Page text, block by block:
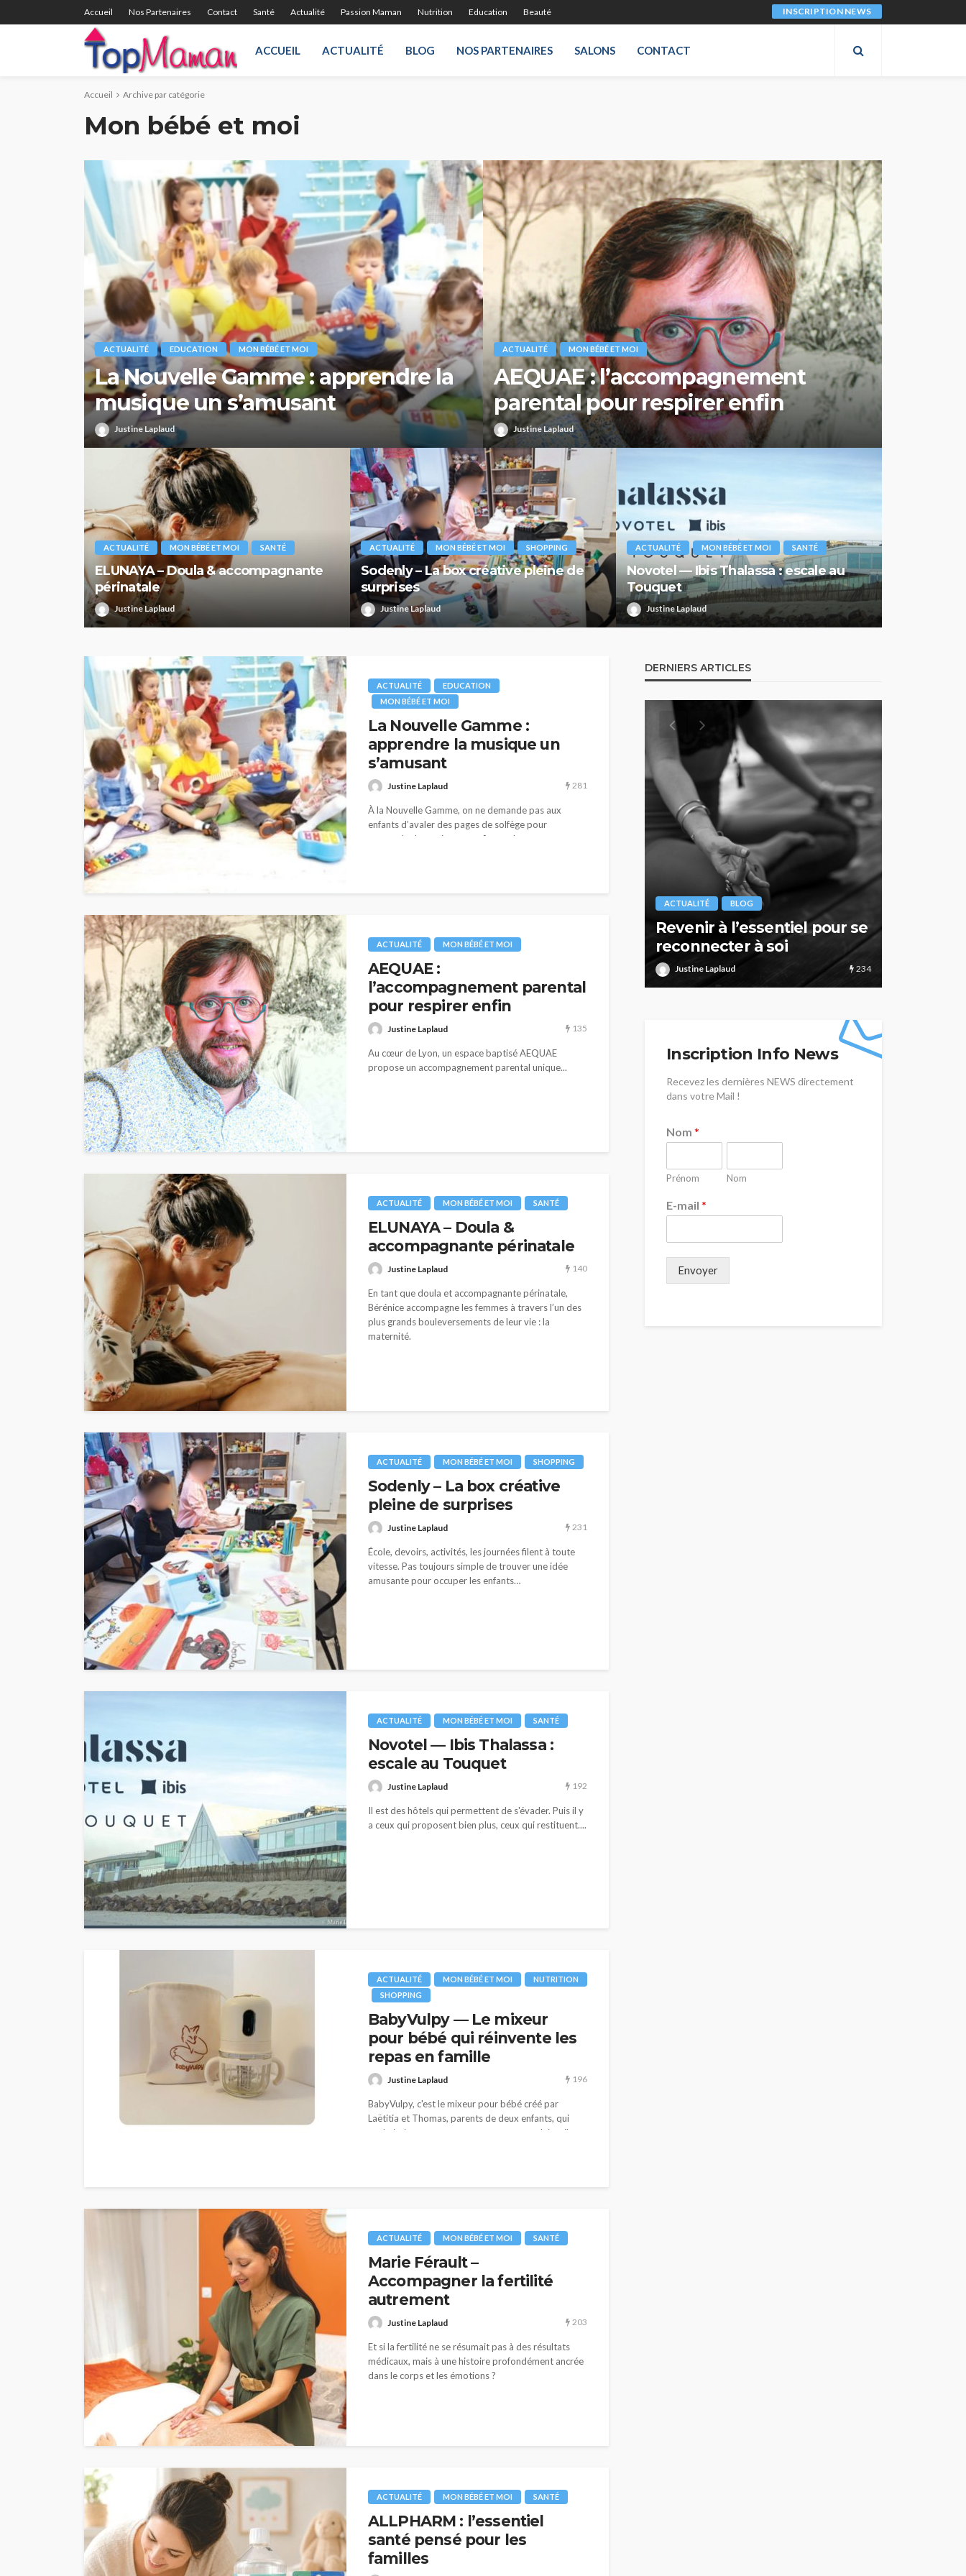
Accueil Nos Partenaires Contact Santé Actualité Passion Maman Nutrition Education Beauté INSCRIPTION NEWS
ACCUEIL ACTUALITÉ BLOG NOS PARTENAIRES SALONS CONTACT
Accueil Archive par catégorie
Mon bébé et moi
ACTUALITÉ EDUCATION MON BÉBÉ ET MOI
La Nouvelle Gamme : apprendre la
musique un s’amusant
Justine Laplaud
ACTUALITÉ MON BÉBÉ ET MOI
AEQUAE : l’accompagnement
parental pour respirer enfin
Justine Laplaud
ACTUALITÉ MON BÉBÉ ET MOI SANTÉ
ELUNAYA – Doula & accompagnante
périnatale
Justine Laplaud
ACTUALITÉ MON BÉBÉ ET MOI SHOPPING
Sodenly – La box créative pleine de
surprises
Justine Laplaud
ACTUALITÉ MON BÉBÉ ET MOI SANTÉ
Novotel — Ibis Thalassa : escale au
Touquet
Justine Laplaud
ACTUALITÉ
EDUCATION
MON BÉBÉ ET MOI
La Nouvelle Gamme :
apprendre la musique un
s’amusant
Justine Laplaud 281
À la Nouvelle Gamme, on ne demande pas aux
enfants d’avaler des pages de solfège pour
apprendre la musique et enfin toucher un
ACTUALITÉ MON BÉBÉ ET MOI
AEQUAE :
l’accompagnement parental
pour respirer enfin
Justine Laplaud 135
Au cœur de Lyon, un espace baptisé AEQUAE
propose un accompagnement parental unique...
ACTUALITÉ MON BÉBÉ ET MOI SANTÉ
ELUNAYA – Doula &
accompagnante périnatale
Justine Laplaud 140
En tant que doula et accompagnante périnatale,
Bérénice accompagne les femmes à travers l’un des
plus grands bouleversements de leur vie : la
maternité.
ACTUALITÉ MON BÉBÉ ET MOI SHOPPING
Sodenly – La box créative
pleine de surprises
Justine Laplaud 231
École, devoirs, activités, les journées filent à toute
vitesse. Pas toujours simple de trouver une idée
amusante pour occuper les enfants…
ACTUALITÉ MON BÉBÉ ET MOI SANTÉ
Novotel — Ibis Thalassa :
escale au Touquet
Justine Laplaud 192
Il est des hôtels qui permettent de s'évader. Puis il y
a ceux qui proposent bien plus, ceux qui restituent....
ACTUALITÉ MON BÉBÉ ET MOI
NUTRITION
SHOPPING
BabyVulpy — Le mixeur
pour bébé qui réinvente les
repas en famille
Justine Laplaud 196
BabyVulpy, c'est le mixeur pour bébé créé par
Laëtitia et Thomas, parents de deux enfants, qui
souhaitaient avant tout proposer un produit utile,
ACTUALITÉ MON BÉBÉ ET MOI SANTÉ
Marie Férault –
Accompagner la fertilité
autrement
Justine Laplaud 203
Et si la fertilité ne se résumait pas à des résultats
médicaux, mais à une histoire profondément ancrée
dans le corps et les émotions ?
ACTUALITÉ MON BÉBÉ ET MOI SANTÉ
ALLPHARM : l’essentiel
santé pensé pour les
familles
DERNIERS ARTICLES
colorimétrie pour révéler
votre lumière
Justine Laplaud 285
reconnecter à soi
Justine Laplaud
ACTUALITÉ BLOG
Zoom sur… Les thérapies
psychocorporelles
Justine Laplaud 219
Inscription Info News
Recevez les dernières NEWS directement
dans votre Mail !
Nom *
Prénom Nom
E-mail *
Envoyer